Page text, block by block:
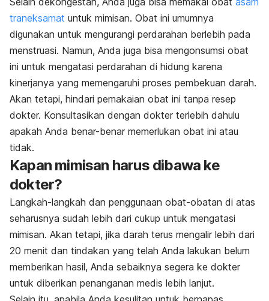
traneksamat untuk mimisan. Obat ini umumnya
digunakan untuk mengurangi perdarahan berlebih pada
menstruasi. Namun, Anda juga bisa mengonsumsi obat
ini untuk mengatasi perdarahan di hidung karena
kinerjanya yang memengaruhi proses pembekuan darah.
Akan tetapi, hindari pemakaian obat ini tanpa resep
dokter. Konsultasikan dengan dokter terlebih dahulu
apakah Anda benar-benar memerlukan obat ini atau
tidak.
Kapan mimisan harus dibawa ke
dokter?
Langkah-langkah dan penggunaan obat-obatan di atas
seharusnya sudah lebih dari cukup untuk mengatasi
mimisan. Akan tetapi, jika darah terus mengalir lebih dari
20 menit dan tindakan yang telah Anda lakukan belum
memberikan hasil, Anda sebaiknya segera ke dokter
untuk diberikan penanganan medis lebih lanjut.